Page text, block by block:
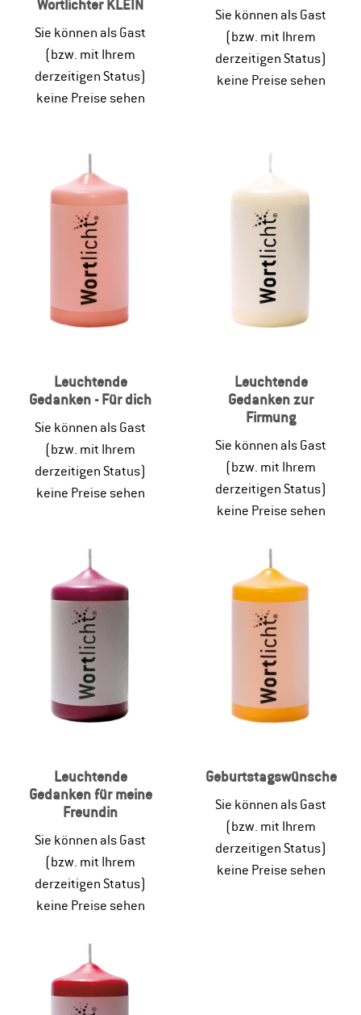
Wortlichter KLEIN
Sie können als Gast
(bzw. mit Ihrem
derzeitigen Status)
keine Preise sehen
Sie können als Gast
(bzw. mit Ihrem
derzeitigen Status)
keine Preise sehen
Leuchtende
Gedanken - Für dich
Sie können als Gast
(bzw. mit Ihrem
derzeitigen Status)
keine Preise sehen
Leuchtende
Gedanken zur
Firmung
Sie können als Gast
(bzw. mit Ihrem
derzeitigen Status)
keine Preise sehen
Leuchtende
Gedanken für meine
Freundin
Sie können als Gast
(bzw. mit Ihrem
derzeitigen Status)
keine Preise sehen
Geburtstagswünsche
Sie können als Gast
(bzw. mit Ihrem
derzeitigen Status)
keine Preise sehen